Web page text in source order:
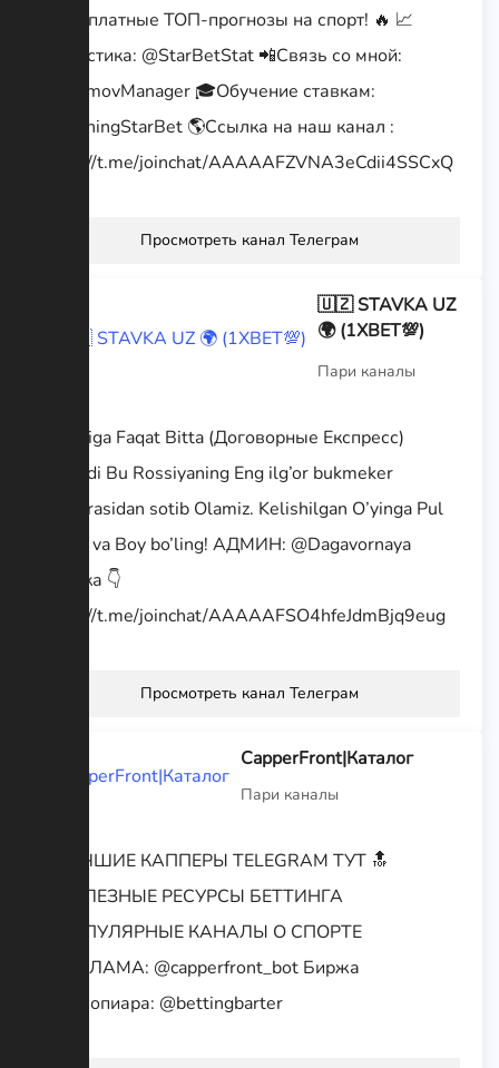
🔝Бесплатные ТОП-прогнозы на спорт! 🔥 📈
Статистика: @StarBetStat 📲Связь со мной:
@GromovManager 🎓Обучение ставкам:
@TrainingStarBet 🌎Ссылка на наш канал :
https://t.me/joinchat/AAAAAFZVNA3eCdii4SSCxQ
Просмотреть канал Телеграм
🇺🇿 STAVKA UZ
🌍 (1XBET💯)
Пари каналы
🔰Kuniga Faqat Bitta (Договорные Експресс)
Beriladi Bu Rossiyaning Eng ilg’or bukmeker
Kontorasidan sotib Olamiz. Kelishilgan O’yinga Pul
Tiking va Boy bo’ling! АДМИН: @Dagavornaya
Ссылка 👇
https://t.me/joinchat/AAAAAFSO4hfeJdmBjq9eug
Просмотреть канал Телеграм
CapperFront|Каталог
Пари каналы
🔹ЛУЧШИЕ КАППЕРЫ TELEGRAM ТУТ 🔝
🔹ПОЛЕЗНЫЕ РЕСУРСЫ БЕТТИНГА
🔹ПОПУЛЯРНЫЕ КАНАЛЫ О СПОРТЕ
🔹РЕКЛАМА: @capperfront_bot Биржа
взаимопиара: @bettingbarter